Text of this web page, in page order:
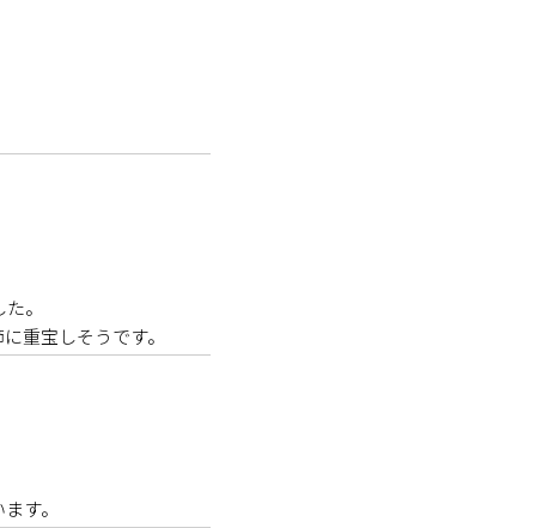
。
重宝しそうです。
す。